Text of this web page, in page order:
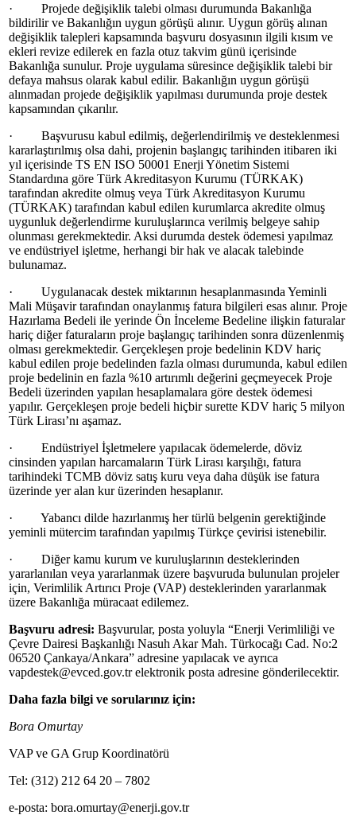
· Projede değişiklik talebi olması durumunda Bakanlığa
bildirilir ve Bakanlığın uygun görüşü alınır. Uygun görüş alınan
değişiklik talepleri kapsamında başvuru dosyasının ilgili kısım ve
ekleri revize edilerek en fazla otuz takvim günü içerisinde
Bakanlığa sunulur. Proje uygulama süresince değişiklik talebi bir
defaya mahsus olarak kabul edilir. Bakanlığın uygun görüşü
alınmadan projede değişiklik yapılması durumunda proje destek
kapsamından çıkarılır.
· Başvurusu kabul edilmiş, değerlendirilmiş ve desteklenmesi
kararlaştırılmış olsa dahi, projenin başlangıç tarihinden itibaren iki
yıl içerisinde TS EN ISO 50001 Enerji Yönetim Sistemi
Standardına göre Türk Akreditasyon Kurumu (TÜRKAK)
tarafından akredite olmuş veya Türk Akreditasyon Kurumu
(TÜRKAK) tarafından kabul edilen kurumlarca akredite olmuş
uygunluk değerlendirme kuruluşlarınca verilmiş belgeye sahip
olunması gerekmektedir. Aksi durumda destek ödemesi yapılmaz
ve endüstriyel işletme, herhangi bir hak ve alacak talebinde
bulunamaz.
· Uygulanacak destek miktarının hesaplanmasında Yeminli
Mali Müşavir tarafından onaylanmış fatura bilgileri esas alınır. Proje
Hazırlama Bedeli ile yerinde Ön İnceleme Bedeline ilişkin faturalar
hariç diğer faturaların proje başlangıç tarihinden sonra düzenlenmiş
olması gerekmektedir. Gerçekleşen proje bedelinin KDV hariç
kabul edilen proje bedelinden fazla olması durumunda, kabul edilen
proje bedelinin en fazla %10 artırımlı değerini geçmeyecek Proje
Bedeli üzerinden yapılan hesaplamalara göre destek ödemesi
yapılır. Gerçekleşen proje bedeli hiçbir surette KDV hariç 5 milyon
Türk Lirası’nı aşamaz.
· Endüstriyel İşletmelere yapılacak ödemelerde, döviz
cinsinden yapılan harcamaların Türk Lirası karşılığı, fatura
tarihindeki TCMB döviz satış kuru veya daha düşük ise fatura
üzerinde yer alan kur üzerinden hesaplanır.
· Yabancı dilde hazırlanmış her türlü belgenin gerektiğinde
yeminli mütercim tarafından yapılmış Türkçe çevirisi istenebilir.
· Diğer kamu kurum ve kuruluşlarının desteklerinden
yararlanılan veya yararlanmak üzere başvuruda bulunulan projeler
için, Verimlilik Artırıcı Proje (VAP) desteklerinden yararlanmak
üzere Bakanlığa müracaat edilemez.
Başvuru adresi: Başvurular, posta yoluyla “Enerji Verimliliği ve
Çevre Dairesi Başkanlığı Nasuh Akar Mah. Türkocağı Cad. No:2
06520 Çankaya/Ankara” adresine yapılacak ve ayrıca
vapdestek@evced.gov.tr elektronik posta adresine gönderilecektir.
Daha fazla bilgi ve sorularınız için:
Bora Omurtay
VAP ve GA Grup Koordinatörü
Tel: (312) 212 64 20 – 7802
e-posta: bora.omurtay@enerji.gov.tr